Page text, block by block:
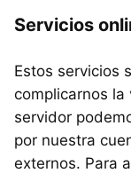
Servicios
Estos servicios
complicarnos
servidor
por nuestra
externos. Para